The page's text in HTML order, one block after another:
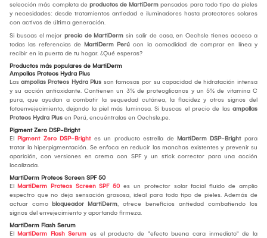
selección más completa de productos de MartiDerm pensados para todo tipo de pieles
y necesidades: desde tratamientos antiedad e iluminadores hasta protectores solares
con activos de última generación.
Si buscas el mejor precio de MartiDerm sin salir de casa, en Oechsle tienes acceso a
todas las referencias de MartiDerm Perú con la comodidad de comprar en línea y
recibir en la puerta de tu hogar. ¿Qué esperas?
Productos más populares de MartiDerm
Ampollas Proteos Hydra Plus
Las ampollas Proteos Hydra Plus son famosas por su capacidad de hidratación intensa
y su acción antioxidante. Contienen un 3% de proteoglicanos y un 5% de vitamina C
pura, que ayudan a combatir la sequedad cutánea, la flacidez y otros signos del
fotoenvejecimiento, dejando la piel más luminosa. Si buscas el precio de las ampollas
Proteos Hydra Plus en Perú, encuéntralas en Oechsle.pe.
Pigment Zero DSP-Bright
El Pigment Zero DSP-Brightes un producto estrella de MartiDerm DSP-Brightpara
tratar la hiperpigmentación. Se enfoca en reducir las manchas existentes y prevenir su
aparición, con versiones en crema con SPF y un stick corrector para una acción
localizada.
MartiDerm Proteos Screen SPF 50
El MartiDerm Proteos Screen SPF 50 es un protector solar facial fluido de amplio
espectro que no deja sensación grasosa, ideal para todo tipo de pieles. Además de
actuar como bloqueador MartiDerm, ofrece beneficios antiedad combatiendo los
signos del envejecimiento y aportando firmeza.
MartiDerm Flash Serum
El MartiDerm Flash Serum es el producto de "efecto buena cara inmediato" de la